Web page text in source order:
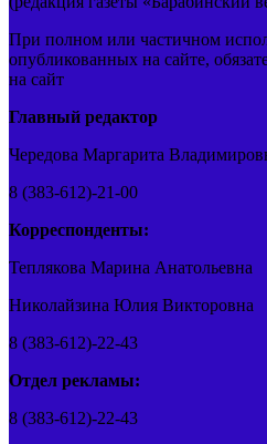
При полном или частичном
опубликованных на сайте,
на сайт
Главный редактор
Чередова Маргарита
8 (383-612)-21-00
Корреспонденты:
Теплякова Марина Анатольевна
Николайзина Юлия Викторовна
8 (383-612)-22-43
Отдел рекламы:
8 (383-612)-22-43